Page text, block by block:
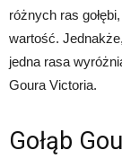
różnych ras
wartość.
jedna rasa
Goura Victoria.
Gołąb